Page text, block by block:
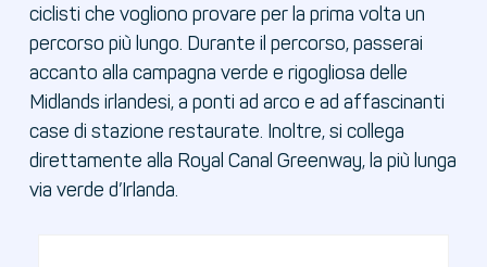
ciclisti che vogliono provare per la prima volta un
percorso più lungo. Durante il percorso, passerai
accanto alla campagna verde e rigogliosa delle
Midlands irlandesi, a ponti ad arco e ad affascinanti
case di stazione restaurate. Inoltre, si collega
direttamente alla Royal Canal Greenway, la più lunga
via verde d’Irlanda.